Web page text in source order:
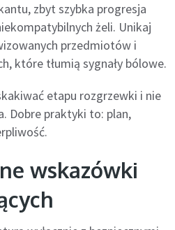
zbyt szybka progresja
żeli. Unikaj
przedmiotów i
które tłumią sygnały bólowe.
etapu rozgrzewki i nie
Dobre praktyki to: plan,
wskazówki